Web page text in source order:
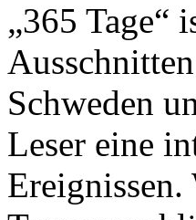
„365 Tage“
Schweden
Leser eine